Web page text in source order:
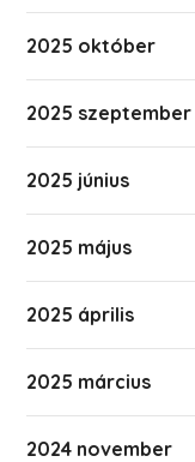
2025 október
2025 szeptember
2025 június
2025 május
2025 április
2025 március
2024 november